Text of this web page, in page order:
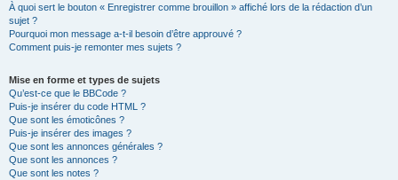
À quoi sert le bouton « Enregistrer comme brouillon » affiché lors de la rédaction d’un
sujet ?
Pourquoi mon message a-t-il besoin d’être approuvé ?
Comment puis-je remonter mes sujets ?
Mise en forme et types de sujets
Qu’est-ce que le BBCode ?
Puis-je insérer du code HTML ?
Que sont les émoticônes ?
Puis-je insérer des images ?
Que sont les annonces générales ?
Que sont les annonces ?
Que sont les notes ?